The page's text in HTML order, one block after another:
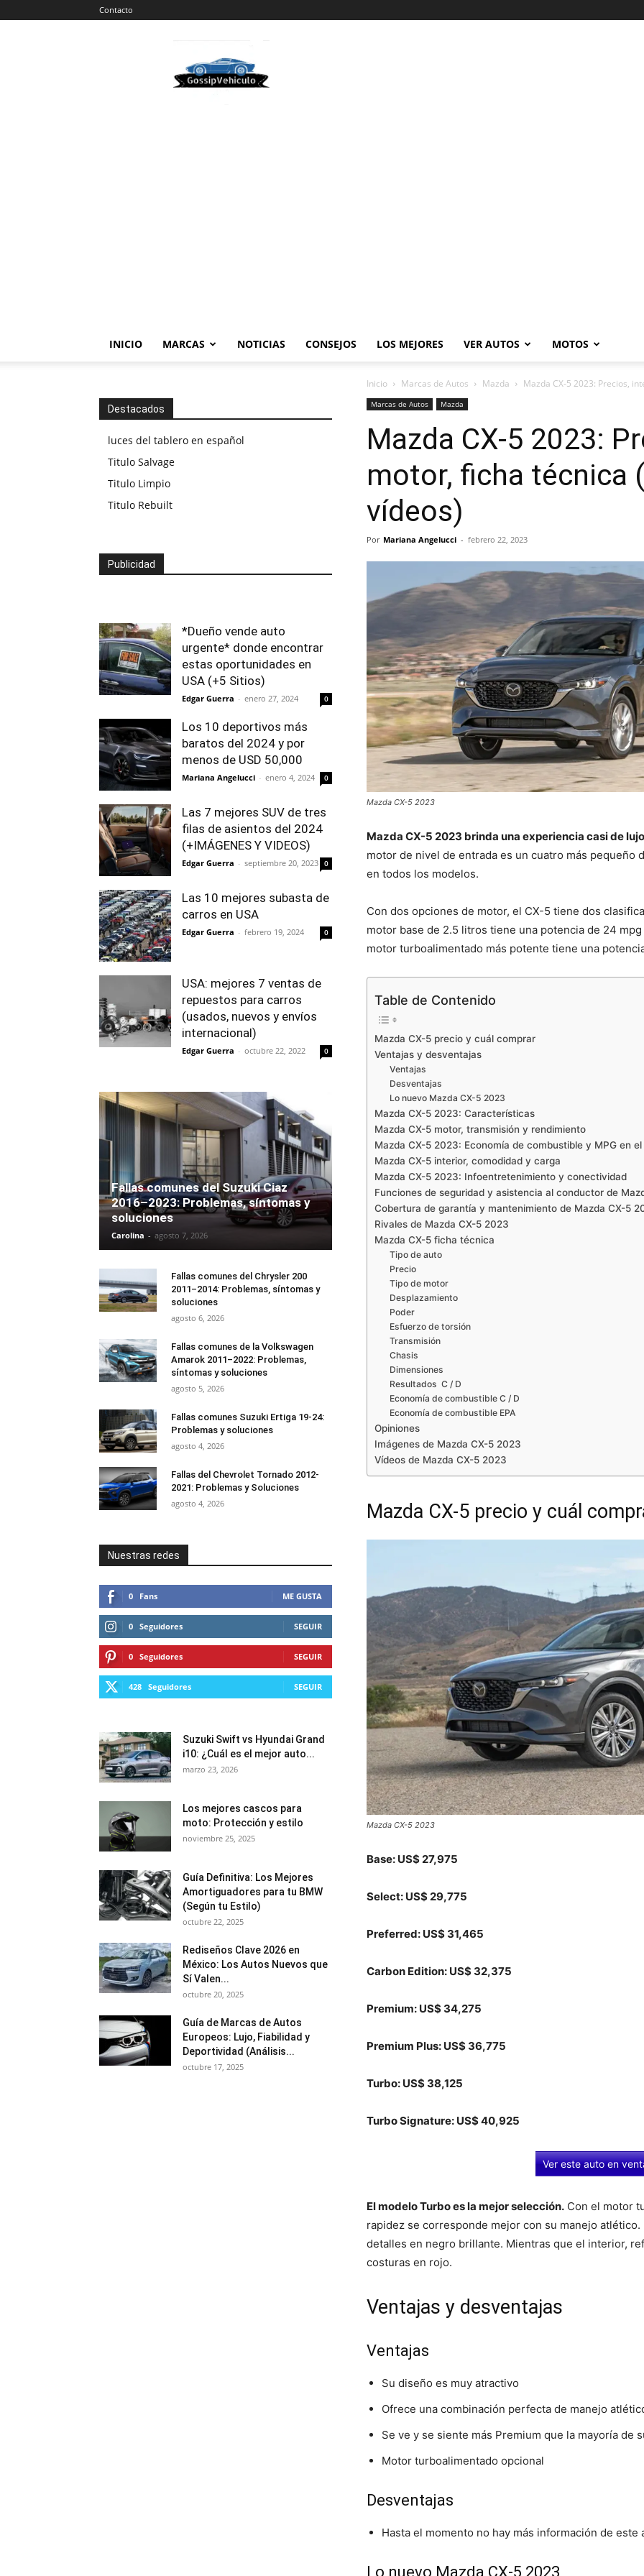
Contacto
Vehiculos
INICIO MARCAS NOTICIAS CONSEJOS LOS MEJORES VER AUTOS MOTOS
Inicio Marcas de Autos Mazda Mazda CX-5 2023: Precios,
Marcas de Autos Mazda
Mazda CX-5 2023:
motor, ficha técnica
vídeos)
Por Mariana Angelucci - febrero 22, 2023
Mazda CX-5 2023
Mazda CX-5 2023 brinda una experiencia casi de
motor de nivel de entrada es un cuatro más pequeño
en todos los modelos.
Con dos opciones de motor, el CX-5 tiene dos
motor base de 2.5 litros tiene una potencia de 24
motor turboalimentado más potente tiene una
Table de Contenido
Mazda CX-5 precio y cuál comprar
Ventajas y desventajas
Ventajas
Desventajas
Lo nuevo Mazda CX-5 2023
Mazda CX-5 2023: Características
Mazda CX-5 motor, transmisión y rendimiento
Mazda CX-5 2023: Economía de combustible y MPG en
Mazda CX-5 interior, comodidad y carga
Mazda CX-5 2023: Infoentretenimiento y conectividad
Funciones de seguridad y asistencia al conductor de
Cobertura de garantía y mantenimiento de Mazda CX-5
Rivales de Mazda CX-5 2023
Mazda CX-5 ficha técnica
Tipo de auto
Precio
Tipo de motor
Desplazamiento
Poder
Esfuerzo de torsión
Transmisión
Chasis
Dimensiones
Resultados C / D
Economía de combustible C / D
Economía de combustible EPA
Opiniones
Imágenes de Mazda CX-5 2023
Vídeos de Mazda CX-5 2023
Mazda CX-5 precio y cuál
Mazda CX-5 2023
Base: US$ 27,975
Select: US$ 29,775
Preferred: US$ 31,465
Carbon Edition: US$ 32,375
Premium: US$ 34,275
Premium Plus: US$ 36,775
Turbo: US$ 38,125
Turbo Signature: US$ 40,925
Ver este auto en
El modelo Turbo es la mejor selección. Con el motor
rapidez se corresponde mejor con su manejo
detalles en negro brillante. Mientras que el interior,
costuras en rojo.
Ventajas y desventajas
Ventajas
Su diseño es muy atractivo
Ofrece una combinación perfecta de manejo
Se ve y se siente más Premium que la mayoría de
Motor turboalimentado opcional
Desventajas
Hasta el momento no hay más información de este
Lo nuevo Mazda CX-5 2023
Destacados
luces del tablero en español
Titulo Salvage
Titulo Limpio
Titulo Rebuilt
Publicidad
*Dueño vende auto
urgente* donde encontrar
estas oportunidades en
USA (+5 Sitios)
Edgar Guerra - enero 27, 2024 0
Los 10 deportivos más
baratos del 2024 y por
menos de USD 50,000
Mariana Angelucci - enero 4, 2024 0
Las 7 mejores SUV de tres
filas de asientos del 2024
(+IMÁGENES Y VIDEOS)
Edgar Guerra - septiembre 20, 2023 0
Las 10 mejores subasta de
carros en USA
Edgar Guerra - febrero 19, 2024 0
USA: mejores 7 ventas de
repuestos para carros
(usados, nuevos y envíos
internacional)
Edgar Guerra - octubre 22, 2022 0
Fallas comunes del Suzuki Ciaz
2016–2023: Problemas, síntomas y
soluciones
Carolina - agosto 7, 2026
Fallas comunes del Chrysler 200
2011–2014: Problemas, síntomas y
soluciones
agosto 6, 2026
Fallas comunes de la Volkswagen
Amarok 2011–2022: Problemas,
síntomas y soluciones
agosto 5, 2026
Fallas comunes Suzuki Ertiga 19-24:
Problemas y soluciones
agosto 4, 2026
Fallas del Chevrolet Tornado 2012-
2021: Problemas y Soluciones
agosto 4, 2026
Nuestras redes
0 Fans ME GUSTA
0 Seguidores SEGUIR
0 Seguidores SEGUIR
428 Seguidores SEGUIR
Suzuki Swift vs Hyundai Grand
i10: ¿Cuál es el mejor auto...
marzo 23, 2026
Los mejores cascos para
moto: Protección y estilo
noviembre 25, 2025
Guía Definitiva: Los Mejores
Amortiguadores para tu BMW
(Según tu Estilo)
octubre 22, 2025
Rediseños Clave 2026 en
México: Los Autos Nuevos que
Sí Valen...
octubre 20, 2025
Guía de Marcas de Autos
Europeos: Lujo, Fiabilidad y
Deportividad (Análisis...
octubre 17, 2025